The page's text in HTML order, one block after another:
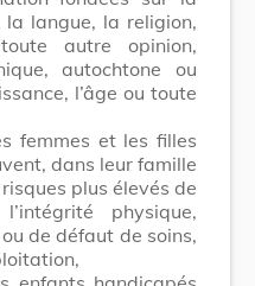
la langue, la religion,
autre opinion,
autochtone ou
l’âge ou toute
femmes et les filles
dans leur famille
plus élevés de
physique,
de défaut de soins,